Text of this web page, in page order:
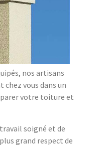
nos artisans
vous dans un
votre toiture et
soigné et de
grand respect de